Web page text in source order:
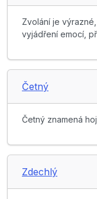
Zvolání je
vyjádření emocí,
Četný
Četný znamená
Zdechlý